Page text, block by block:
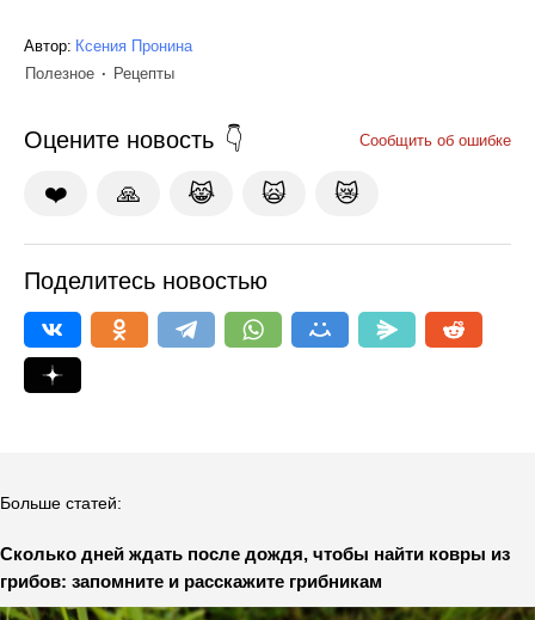
Автор: Ксения Пронина
Полезное
Рецепты
Оцените новость Сообщить об ошибке
❤️ 🙏 😹 🙀 😿
Поделитесь новостью
Больше статей:
Сколько дней ждать после дождя, чтобы найти ковры из
грибов: запомните и расскажите грибникам